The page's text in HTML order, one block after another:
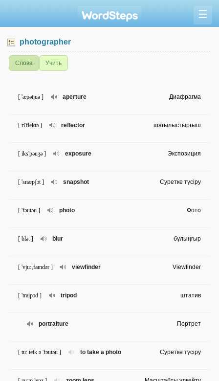
☰
photographer
Слова Учить
aperture
[ 'æpətjuə ] Диафрагма
reflector
[ ri'flektə ] шағылыстырғыш
exposure
[ iks'pəuʒə ] Экспозиция
snapshot
[ 'snæpʃɔt ] Суретке түсіру
photo
[ 'fəutəu ] Фото
blur
[ blə: ] бұлыңғыр
viewfinder
[ 'vju:‚faɪndər ] Viewfinder
tripod
[ 'traipɔd ] штатив
portraiture Портрет
to take a photo
[ tu: teik ə 'fəutəu ] Суретке түсіру